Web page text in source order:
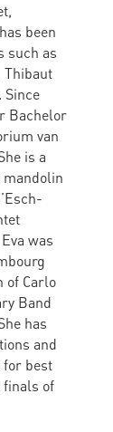
been
such as
Thibaut
Since
Bachelor
van
is a
mandolin
was
of Carlo
Band
has
and
for best
finals of